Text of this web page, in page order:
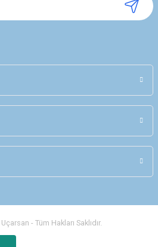
olmalı.
- Tüm Hakları Saklıdır.